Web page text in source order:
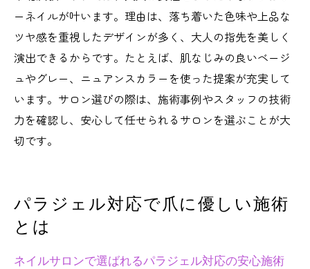
ーネイルが叶います。理由は、落ち着いた色味や上品な
ツヤ感を重視したデザインが多く、大人の指先を美しく
演出できるからです。たとえば、肌なじみの良いベージ
ュやグレー、ニュアンスカラーを使った提案が充実して
います。サロン選びの際は、施術事例やスタッフの技術
力を確認し、安心して任せられるサロンを選ぶことが大
切です。
パラジェル対応で爪に優しい施術
とは
ネイルサロンで選ばれるパラジェル対応の安心施術